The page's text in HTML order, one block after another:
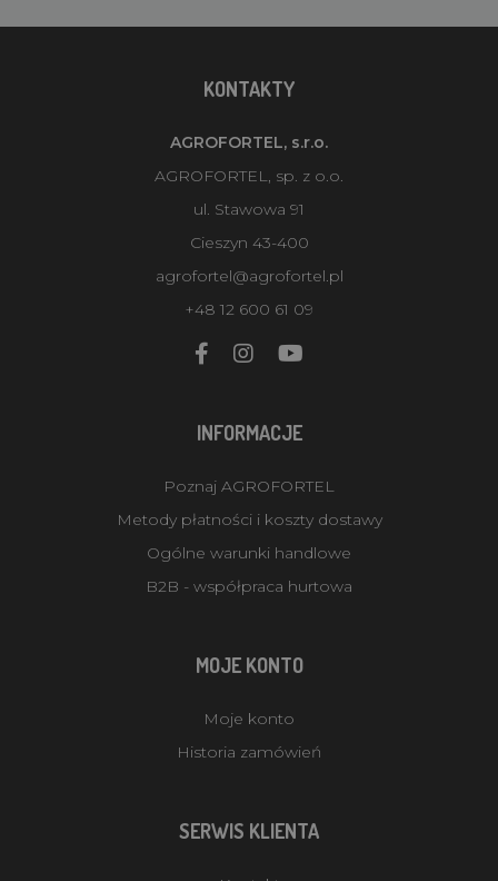
KONTAKTY
AGROFORTEL, s.r.o.
AGROFORTEL, sp. z o.o.
ul. Stawowa 91
Cieszyn 43-400
agrofortel@agrofortel.pl
+48 12 600 61 09
INFORMACJE
Poznaj AGROFORTEL
Metody płatności i koszty dostawy
Ogólne warunki handlowe
B2B - współpraca hurtowa
MOJE KONTO
Moje konto
Historia zamówień
SERWIS KLIENTA